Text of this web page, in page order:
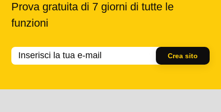
Prova gratuita di 7 giorni di tutte le
funzioni
Crea sito